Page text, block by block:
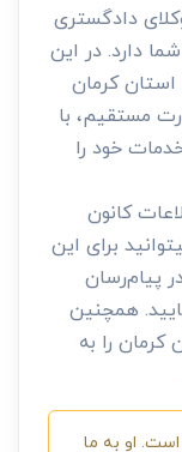
دادگستری
دارد. در این
استان کرمان
مستقیم، با
خود را
کانون
برای این
پیام‌رسان
همچنین
کرمان را به
او به ما